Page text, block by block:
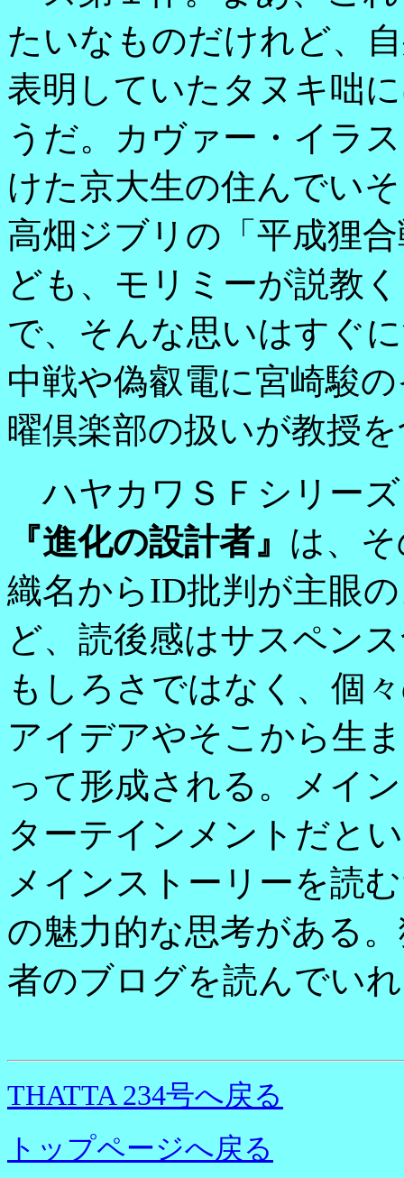
たいなものだけれど、
表明していたタヌキ咄
うだ。カヴァー・イラ
けた京大生の住んでい
高畑ジブリの「平成狸
ども、モリミーが説教
で、そんな思いはすぐ
中戦や偽叡電に宮崎駿
曜倶楽部の扱いが教授
ハヤカワＳＦシリー
『進化の設計者』 は、
織名からID批判が主眼
ど、読後感はサスペン
もしろさではなく、個
アイデアやそこから生
って形成される。メイ
ターテインメントだと
メインストーリーを読
の魅力的な思考がある
者のブログを読んでい
THATTA 234号へ戻る
トップページへ戻る